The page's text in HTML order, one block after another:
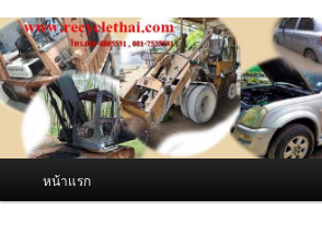
หน้าแรก